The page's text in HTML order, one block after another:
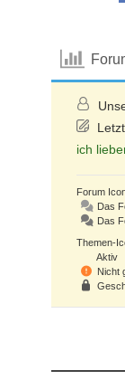
ich
Forum
Das
Das
Themen-
Aktiv
Nicht